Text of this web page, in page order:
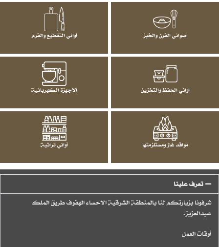
صواني الفرن والخبز أواني التقطيع والفرم
اواني الحفظ والتخزين الاجهزة الكهربائية
مواقد غاز ومستلزمتها أواني تراثية
تعرف علينا
شرفونا بزيارتكم لنا بالمنطقة الشرقية الاحساء الهفوف طريق الملك
عبدالعزيز.
أوقات العمل